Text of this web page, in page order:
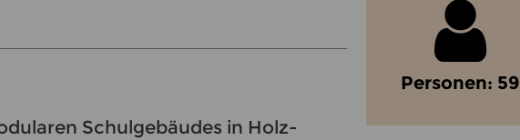
Schulgebäudes in Holz-
Personen: 59